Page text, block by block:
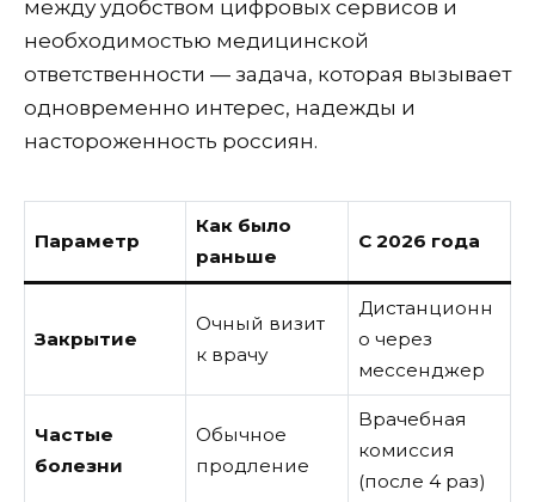
между удобством цифровых сервисов и
необходимостью медицинской
ответственности — задача, которая вызывает
одновременно интерес, надежды и
настороженность россиян.
Параметр
Как было
раньше
С 2026 года
Закрытие
Очный визит
к врачу
Дистанционн
о через
мессенджер
Частые
болезни
Обычное
продление
Врачебная
комиссия
(после 4 раз)